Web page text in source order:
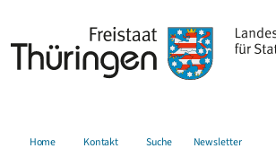
Home Kontakt Suche Newsletter